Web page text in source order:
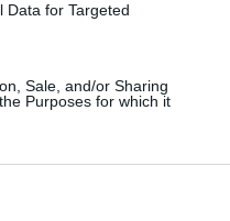
Data for Targeted
Sale, and/or Sharing
Purposes for which it
orvosával. Treves
egyállat a vásáron
. A
jutott vissza